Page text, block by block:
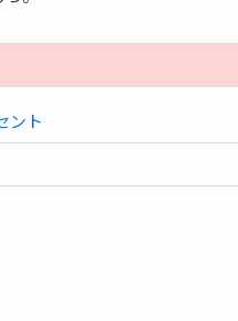
ント